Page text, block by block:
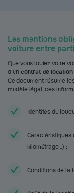
Les mentions
voiture entre
Que vous louiez votre
d'uncontrat de location
Ce document résume
modèle légal, ces
Identités du
Caractéristiques
kilométrage…) ;
Conditions de la